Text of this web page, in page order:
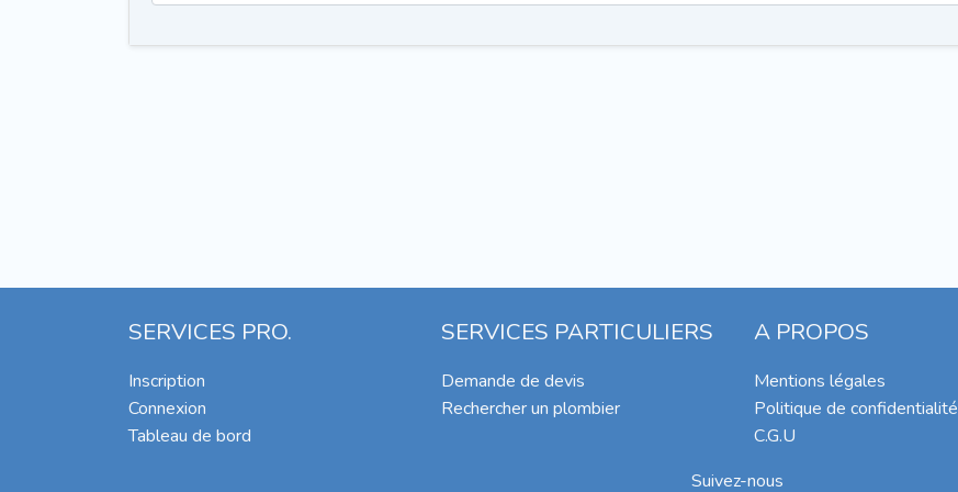
SERVICES PRO.
Inscription
Connexion
Tableau de bord
SERVICES PARTICULIERS
Demande de devis
Rechercher un plombier
A PROPOS
Mentions légales
Politique de confidentialité
C.G.U
Suivez-nous